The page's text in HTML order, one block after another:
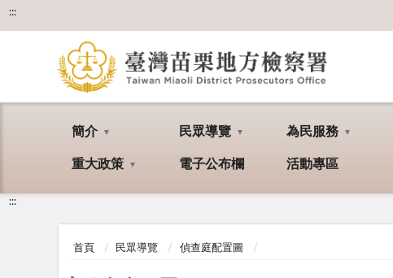
:::
簡介 民眾導覽 為民服務
重大政策 電子公布欄 活動專區
:::
首頁 民眾導覽 偵查庭配置圖